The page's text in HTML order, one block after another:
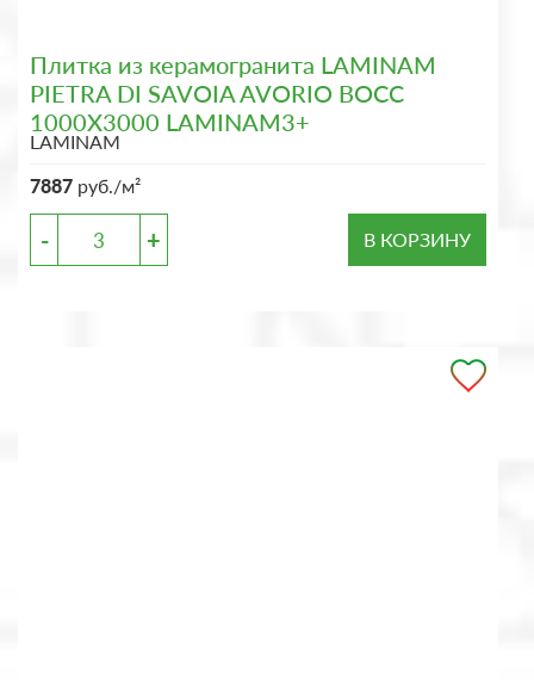
Плитка из керамогранита LAMINAM
PIETRA DI SAVOIA AVORIO BOCC
1000X3000 LAMINAM3+
LAMINAM
7887 руб./м²
- + В КОРЗИНУ